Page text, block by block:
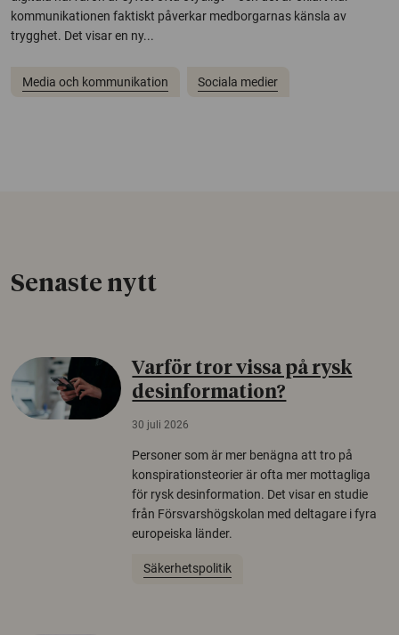
kommunikationen faktiskt påverkar medborgarnas känsla av
trygghet. Det visar en ny...
Media och kommunikation Sociala medier
Senaste nytt
Varför tror vissa på rysk
desinformation?
30 juli 2026
Personer som är mer benägna att tro på
konspirationsteorier är ofta mer mottagliga
för rysk desinformation. Det visar en studie
från Försvarshögskolan med deltagare i fyra
europeiska länder.
Säkerhetspolitik